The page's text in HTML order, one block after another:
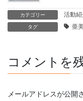
カテゴリー 活動
タグ 亜
コメントを
メールアドレスが公開